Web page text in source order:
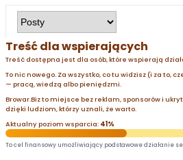
Treść dla wspierających
Treść dostępna jest dla osób, które wspierają
To nic nowego. Za wszystko, co tu widzisz (i za to,
— pracą, wiedzą albo pieniędzmi.
Browar.Biz to miejsce bez reklam, sponsorów i
dzięki ludziom, którzy uznali, że warto.
Aktualny poziom wsparcia: 41%
To cel finansowy umożliwiający podstawowe działanie